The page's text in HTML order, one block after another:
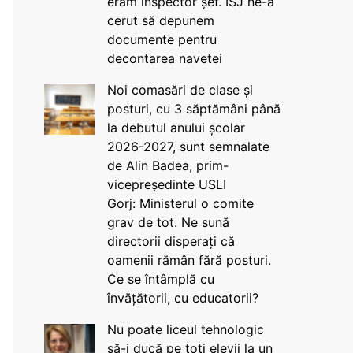
cerut să depunem
documente pentru
decontarea navetei
Noi comasări de clase și
posturi, cu 3 săptămâni până
la debutul anului școlar
2026-2027, sunt semnalate
de Alin Badea, prim-
vicepreședinte USLI
Gorj: Ministerul o comite
grav de tot. Ne sună
directorii disperați că
oamenii rămân fără posturi.
Ce se întâmplă cu
învățătorii, cu educatorii?
Nu poate liceul tehnologic
să-i ducă pe toți elevii la un